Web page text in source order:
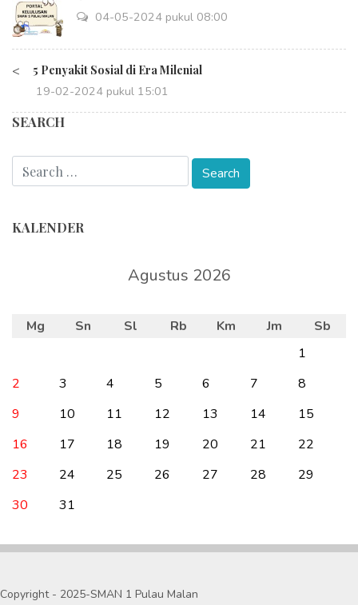
04-05-2024 pukul 08:00
< 5 Penyakit Sosial di Era Milenial
19-02-2024 pukul 15:01
SEARCH
KALENDER
Agustus 2026
Mg Sn Sl Rb Km Jm
Sb
1
2
3 4 5 6 7
8
9
10 11 12 13 14
15
16
17 18 19 20 21
22
23
24 25 26 27 28
29
30
31
Copyright - 2025-SMAN 1 Pulau Malan